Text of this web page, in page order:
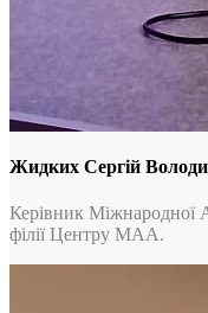
Жидких Сергій
Керівник Міжнародної
філії Центру МАА.